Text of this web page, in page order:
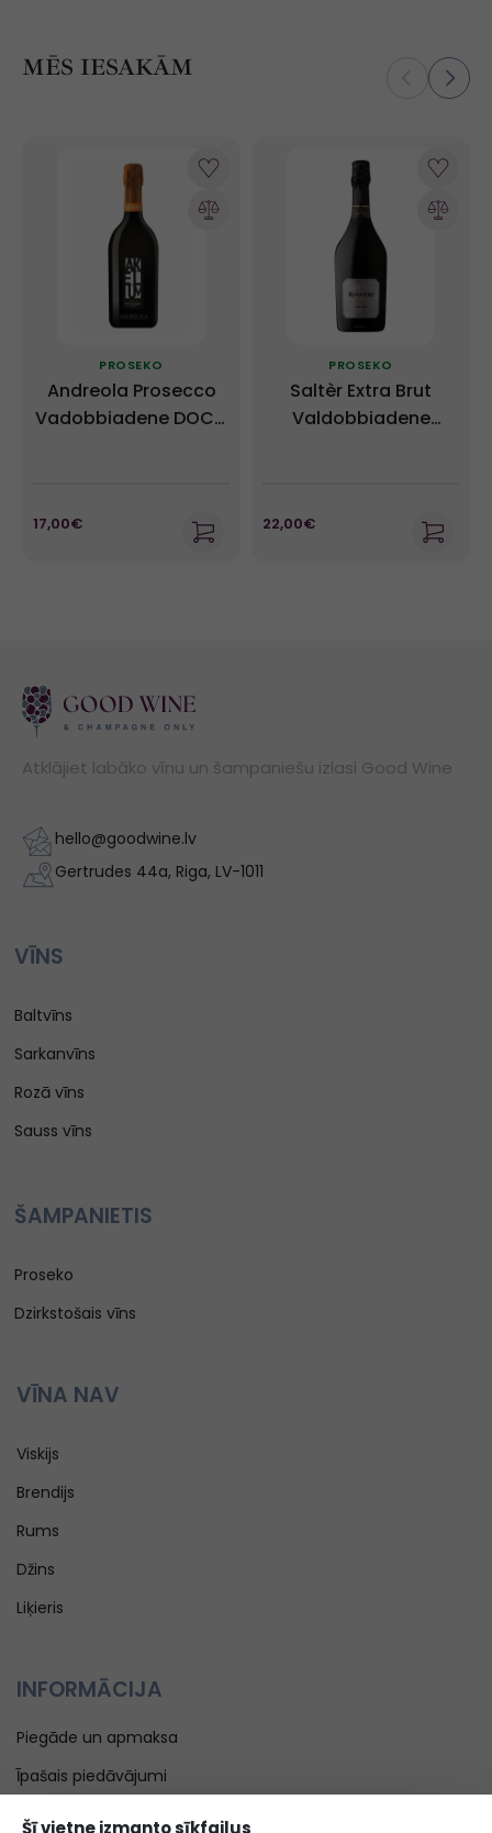
MĒS IESAKĀM
PROSEKO
Andreola Prosecco
Vadobbiadene DOCG
17,00€
PROSEKO
Saltèr Extra Brut
Valdobbiadene
22,00€
Atklājiet labāko vīnu un šampaniešu izlasi Good Wine
hello@goodwine.lv
Gertrudes 44a, Riga, LV-1011
VĪNS
Baltvīns
Sarkanvīns
Rozā vīns
Sauss vīns
ŠAMPANIETIS
Proseko
Dzirkstošais vīns
VĪNA NAV
Viskijs
Brendijs
Rums
Džins
Liķieris
INFORMĀCIJA
Piegāde un apmaksa
Īpašais piedāvājumi
Blogs
Šī vietne izmanto sīkfailus